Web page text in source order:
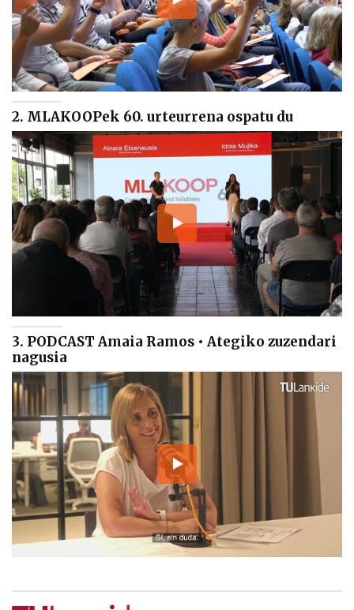
2. MLAKOOPek 60. urteurrena ospatu du
3. PODCAST Amaia Ramos • Ategiko zuzendari
nagusia